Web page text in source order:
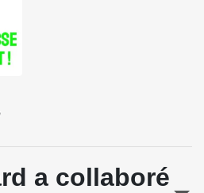
a collaboré